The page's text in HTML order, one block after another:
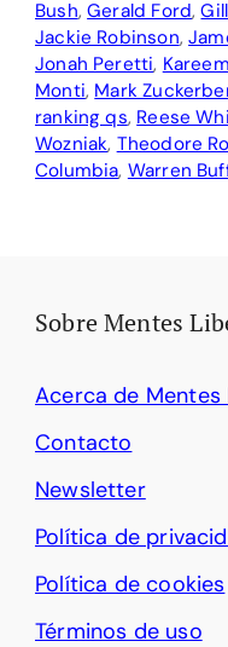
Bush,Gerald Ford,
Jackie Robinson,
Jonah Peretti,
Monti, Mark
ranking qs, Reese
Wozniak, Theodore
Columbia, Warren
Sobre Mentes
Acerca de Mentes
Contacto
Newsletter
Política de
Política de cookies
Términos de uso